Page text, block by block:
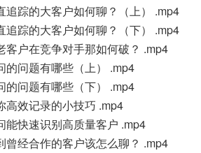
追踪的大客户如何聊？（上） .mp4
追踪的大客户如何聊？（下） .mp4
客户在竞争对手那如何破？ .mp4
的问题有哪些（上） .mp4
的问题有哪些（下） .mp4
高效记录的小技巧 .mp4
能快速识别高质量客户 .mp4
曾经合作的客户该怎么聊？ .mp4